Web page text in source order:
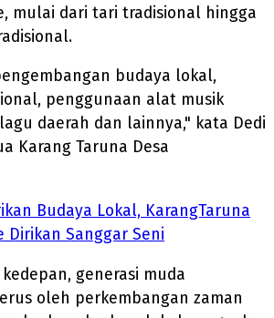
mulai dari tari tradisional hingga
budaya lokal,
penggunaan alat musik
daerah dan lainnya," kata Dedi
Karang Taruna Desa
Budaya Lokal, KarangTaruna
Dirikan Sanggar Seni
generasi muda
oleh perkembangan zaman